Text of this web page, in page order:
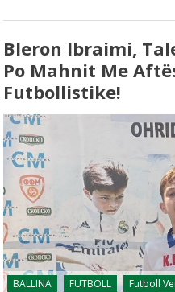
Bleron Ibraimi,
Po Mahnit Me
Futbollistike!
BALLINA FUTBOLL Futboll